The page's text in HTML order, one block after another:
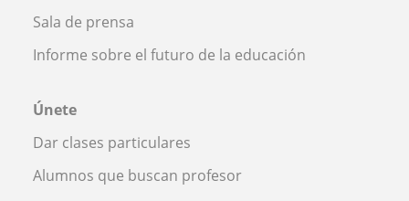
Sala de prensa
Informe sobre el futuro de la educación
Únete
Dar clases particulares
Alumnos que buscan profesor